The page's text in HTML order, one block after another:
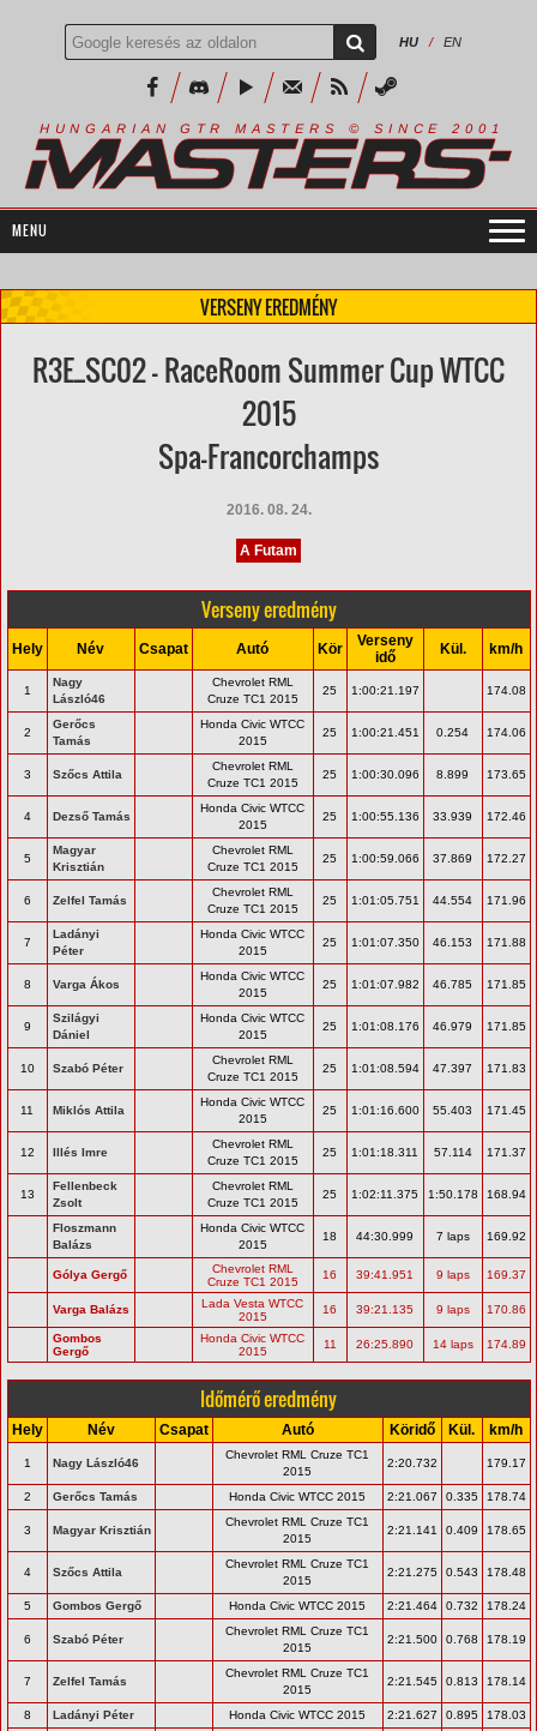
HU / EN
H U N G A R I A N G T R M A S T E R S © S I N C E 2 0 0 1
VERSENY EREDMÉNY
R3E_SC02 - RaceRoom Summer Cup WTCC
2015
Spa-Francorchamps
2016. 08. 24.
A Futam
Verseny eredmény
Hely Név Csapat Autó Kör
Verseny
idő
Kül. km/h
1
Nagy
László46
Chevrolet RML
Cruze TC1 2015
25 1:00:21.197 174.08
2
Gerőcs
Tamás
Honda Civic WTCC
2015
25 1:00:21.451 0.254 174.06
3 Szőcs Attila
Chevrolet RML
Cruze TC1 2015
25 1:00:30.096 8.899 173.65
4 Dezső Tamás
Honda Civic WTCC
2015
25 1:00:55.136 33.939 172.46
5
Magyar
Krisztián
Chevrolet RML
Cruze TC1 2015
25 1:00:59.066 37.869 172.27
6 Zelfel Tamás
Chevrolet RML
Cruze TC1 2015
25 1:01:05.751 44.554 171.96
7
Ladányi
Péter
Honda Civic WTCC
2015
25 1:01:07.350 46.153 171.88
8 Varga Ákos
Honda Civic WTCC
2015
25 1:01:07.982 46.785 171.85
9
Szilágyi
Dániel
Honda Civic WTCC
2015
25 1:01:08.176 46.979 171.85
10 Szabó Péter
Chevrolet RML
Cruze TC1 2015
25 1:01:08.594 47.397 171.83
11 Miklós Attila
Honda Civic WTCC
2015
25 1:01:16.600 55.403 171.45
12 Illés Imre
Chevrolet RML
Cruze TC1 2015
25 1:01:18.311 57.114 171.37
13
Fellenbeck
Zsolt
Chevrolet RML
Cruze TC1 2015
25 1:02:11.375 1:50.178 168.94
Floszmann
Balázs
Honda Civic WTCC
2015
18 44:30.999 7 laps 169.92
Gólya Gergő
Chevrolet RML
Cruze TC1 2015
16 39:41.951 9 laps 169.37
Varga Balázs
Lada Vesta WTCC
2015
16 39:21.135 9 laps 170.86
Gombos
Gergő
Honda Civic WTCC
2015
11 26:25.890 14 laps 174.89
Időmérő eredmény
Hely Név Csapat Autó Köridő Kül. km/h
1 Nagy László46
Chevrolet RML Cruze TC1
2015
2:20.732 179.17
2 Gerőcs Tamás Honda Civic WTCC 2015 2:21.067 0.335 178.74
3 Magyar Krisztián
Chevrolet RML Cruze TC1
2015
2:21.141 0.409 178.65
4 Szőcs Attila
Chevrolet RML Cruze TC1
2015
2:21.275 0.543 178.48
5 Gombos Gergő Honda Civic WTCC 2015 2:21.464 0.732 178.24
6 Szabó Péter
Chevrolet RML Cruze TC1
2015
2:21.500 0.768 178.19
7 Zelfel Tamás
Chevrolet RML Cruze TC1
2015
2:21.545 0.813 178.14
8 Ladányi Péter Honda Civic WTCC 2015 2:21.627 0.895
178.03